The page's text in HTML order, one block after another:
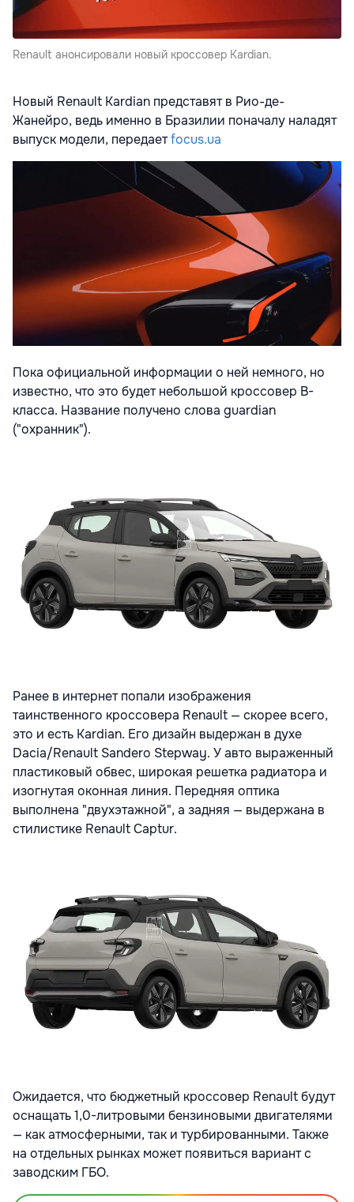
Renault анонсировали новый кроссовер Kardian.
Новый Renault Kardian представят в Рио-де-
Жанейро, ведь именно в Бразилии поначалу наладят
выпуск модели, передаетfocus.ua
Пока официальной информации о ней немного, но
известно, что это будет небольшой кроссовер В-
класса. Название получено слова guardian
("охранник").
Ранее в интернет попали изображения
таинственного кроссовера Renault — скорее всего,
это и есть Kardian. Его дизайн выдержан в духе
Dacia/Renault Sandero Stepway. У авто выраженный
пластиковый обвес, широкая решетка радиатора и
изогнутая оконная линия. Передняя оптика
выполнена "двухэтажной", а задняя — выдержана в
стилистике Renault Captur.
Ожидается, что бюджетный кроссовер Renault будут
оснащать 1,0-литровыми бензиновыми двигателями
— как атмосферными, так и турбированными. Также
на отдельных рынках может появиться вариант с
заводским ГБО.